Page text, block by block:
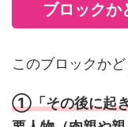
ブロックか
このブロックか
①「その後に起